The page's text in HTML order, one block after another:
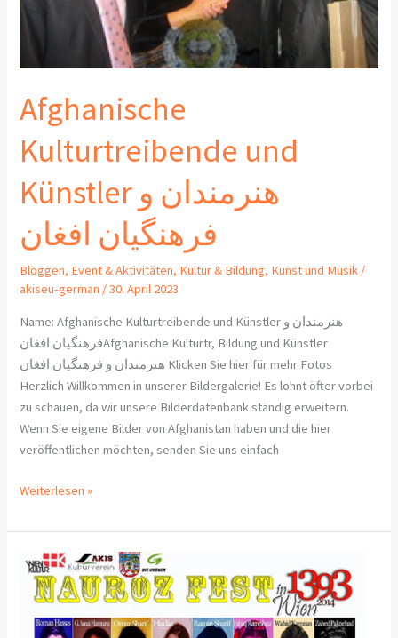
Afghanische
Kulturtreibende und
Künstler هنرمندان و
فرهنگیان افغان
Bloggen, Event & Aktivitäten, Kultur & Bildung, Kunst und Musik /
akiseu-german /30. April 2023
Name: Afghanische Kulturtreibende und Künstler هنرمندان و
فرهنگیان افغانAfghanische Kulturtr, Bildung und Künstler
هنرمندان و فرهنگیان افغان Klicken Sie hier für mehr Fotos
Herzlich Willkommen in unserer Bildergalerie! Es lohnt öfter vorbei
zu schauen, da wir unsere Bilderdatenbank ständig erweitern.
Wenn Sie eigene Bilder von Afghanistan haben und die hier
veröffentlichen möchten, senden Sie uns einfach
Weiterlesen »
Einladung
Nauroz
2014